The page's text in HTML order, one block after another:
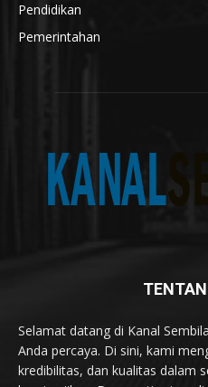
Pendidikan
Pemerintahan
Selamat datang di Kanal
Anda percaya. Di sini, kami
kredibilitas, dan kualitas dalam